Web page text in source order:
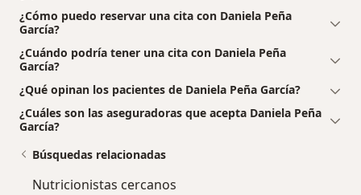
¿Cómo puedo reservar una cita con Daniela Peña
García?
¿Cuándo podría tener una cita con Daniela Peña
García?
¿Qué opinan los pacientes de Daniela Peña García?
¿Cuáles son las aseguradoras que acepta Daniela Peña
García?
Búsquedas relacionadas
Nutricionistas cercanos